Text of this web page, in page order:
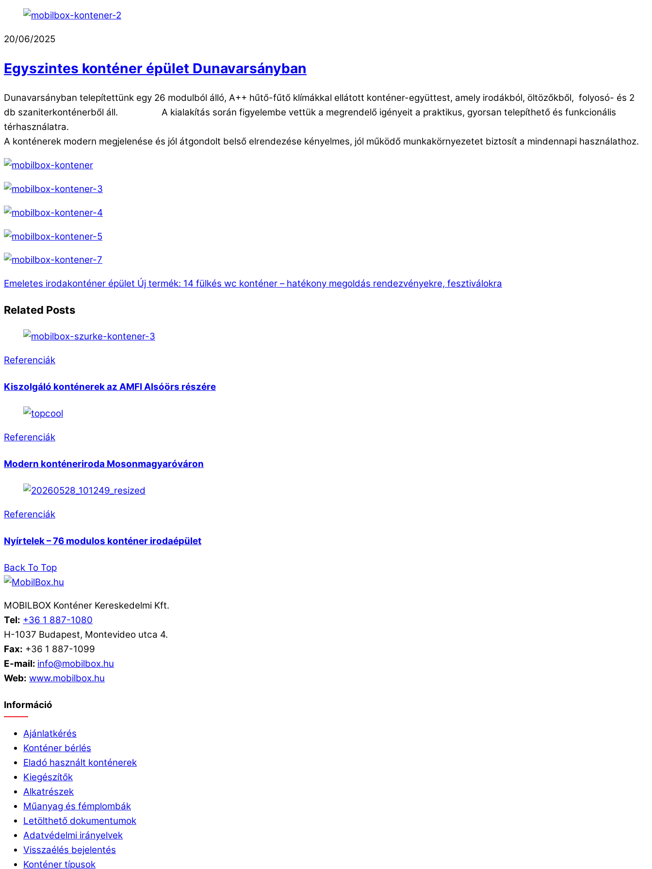
20/06/2025
Egyszintes konténer épület Dunavarsányban
Dunavarsányban telepítettünk egy 26 modulból álló, A++ hűtő-fűtő klímákkal ellátott konténer-együttest, amely irodákból, öltözőkből, folyosó- és 2
db szaniterkonténerből áll. A kialakítás során figyelembe vettük a megrendelő igényeit a praktikus, gyorsan telepíthető és funkcionális
térhasználatra.
A konténerek modern megjelenése és jól átgondolt belső elrendezése kényelmes, jól működő munkakörnyezetet biztosít a mindennapi használathoz.
Emeletes irodakonténer épület Új termék: 14 fülkés wc konténer – hatékony megoldás rendezvényekre, fesztiválokra
Related Posts
Referenciák
Kiszolgáló konténerek az AMFI Alsóörs részére
Referenciák
Modern konténeriroda Mosonmagyaróváron
Referenciák
Nyírtelek – 76 modulos konténer irodaépület
Back To Top
MOBILBOX Konténer Kereskedelmi Kft.
Tel: +36 1 887-1080
H-1037 Budapest, Montevideo utca 4.
Fax: +36 1 887-1099
E-mail: info@mobilbox.hu
Web: www.mobilbox.hu
Információ
Ajánlatkérés
Konténer bérlés
Eladó használt konténerek
Kiegészítők
Alkatrészek
Műanyag és fémplombák
Letölthető dokumentumok
Adatvédelmi irányelvek
Visszaélés bejelentés
Konténer típusok